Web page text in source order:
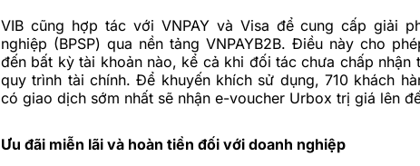
VIB cũng hợp tác với VNPAY và Visa để cung cấp giải
nghiệp (BPSP) qua nền tảng VNPAYB2B. Điều này cho
đến bất kỳ tài khoản nào, kể cả khi đối tác chưa chấp nhận
quy trình tài chính. Để khuyến khích sử dụng, 710 khách
có giao dịch sớm nhất sẽ nhận e-voucher Urbox trị giá lên
Ưu đãi miễn lãi và hoàn tiền đối với doanh nghiệp